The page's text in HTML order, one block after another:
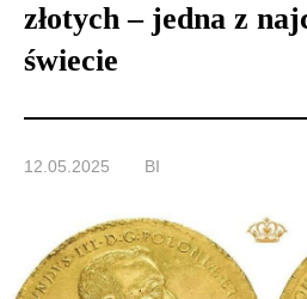
złotych – jedna z
świecie
12.05.2025 BI